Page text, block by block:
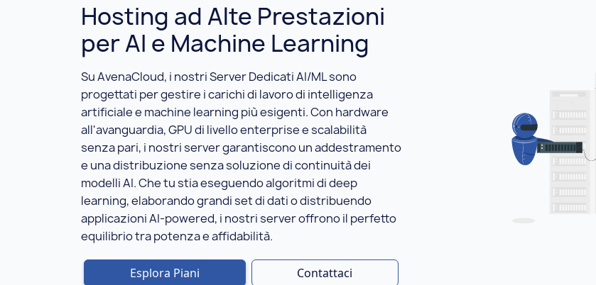
Hosting ad Alte Prestazioni
per AI e Machine Learning
Su AvenaCloud, i nostri Server Dedicati AI/ML sono
progettati per gestire i carichi di lavoro di intelligenza
artificiale e machine learning più esigenti. Con hardware
all'avanguardia, GPU di livello enterprise e scalabilità
senza pari, i nostri server garantiscono un addestramento
e una distribuzione senza soluzione di continuità dei
modelli AI. Che tu stia eseguendo algoritmi di deep
learning, elaborando grandi set di dati o distribuendo
applicazioni AI-powered, i nostri server offrono il perfetto
equilibrio tra potenza e affidabilità.
Esplora Piani Contattaci